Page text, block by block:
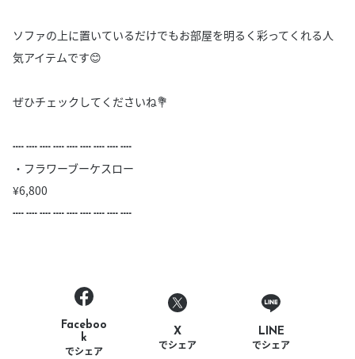
ソファの上に置いているだけでもお部屋を明るく彩ってくれる人
気アイテムです😊
ぜひチェックしてくださいね💐
┉ ┉ ┉ ┉ ┉ ┉ ┉ ┉ ┉
・フラワーブーケスロー
¥6,800
┉ ┉ ┉ ┉ ┉ ┉ ┉ ┉ ┉
Faceboo
k
でシェア
X
でシェア
LINE
でシェア